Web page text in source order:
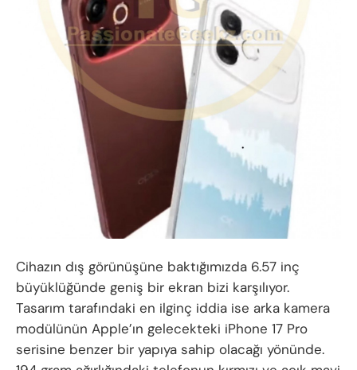
Cihazın dış görünüşüne baktığımızda 6.57 inç
büyüklüğünde geniş bir ekran bizi karşılıyor.
Tasarım tarafındaki en ilginç iddia ise arka kamera
modülünün Apple’ın gelecekteki iPhone 17 Pro
serisine benzer bir yapıya sahip olacağı yönünde.